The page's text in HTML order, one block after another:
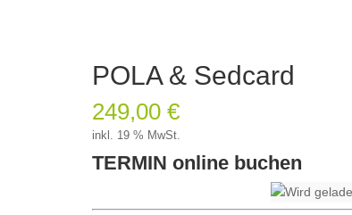
POLA & Sedcard
249,00 €
inkl. 19 % MwSt.
TERMIN online buchen